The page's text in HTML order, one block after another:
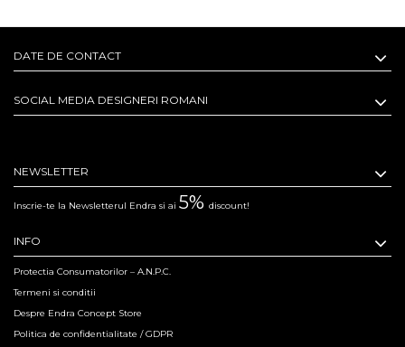
DATE DE CONTACT
SOCIAL MEDIA DESIGNERI ROMANI
NEWSLETTER
Inscrie-te la Newsletterul Endra si ai 5% discount!
INFO
Protectia Consumatorilor – A.N.P.C.
Termeni si conditii
Despre Endra Concept Store
Politica de confidentialitate / GDPR